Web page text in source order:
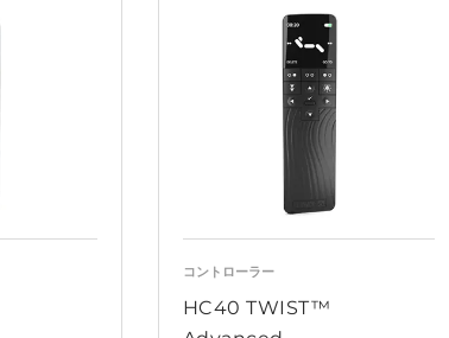
コントローラー
HC40 TWIST™